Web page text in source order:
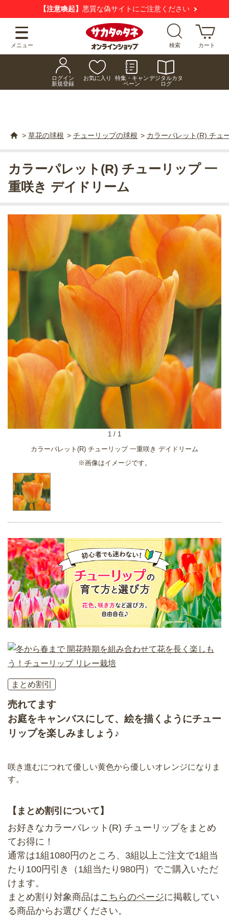
【注意喚起】 悪質な偽サイトにご注意ください
メニュー 検索 カート
ログイン
新規登録
お気に入り
特集・キャン
ペーン
デジタルカタ
ログ
> 草花の球根 > チューリップの球根 > カラーパレット(R) チュ
カラーパレット(R) チューリップ 一重咲き デイドリーム
※画像はイメージです。
1 / 1
カラーパレット(R) チューリップ 一
重咲き デイドリーム
まとめ割引
売れてます
お庭をキャンバスにして、絵を描くようにチュー
リップを楽しみましょう♪
咲き進むにつれて優しい黄色から優しいオレンジになりま
す。
【まとめ割引について】
お好きなカラーパレット(R) チューリップをまとめ
てお得に！
通常は1組1080円のところ、3組以上ご注文で1組当
たり100円引き（1組当たり980円）でご購入いただ
けます。
まとめ割り対象商品はこちらのページに掲載してい
る商品からお選びください。